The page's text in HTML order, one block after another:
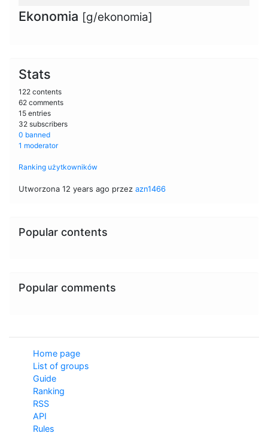
Ekonomia [g/ekonomia]
Stats
122 contents
62 comments
15 entries
32 subscribers
0 banned
1 moderator
Ranking użytkowników
Utworzona 12 years ago przez azn1466
Popular contents
Popular comments
Home page
List of groups
Guide
Ranking
RSS
API
Rules